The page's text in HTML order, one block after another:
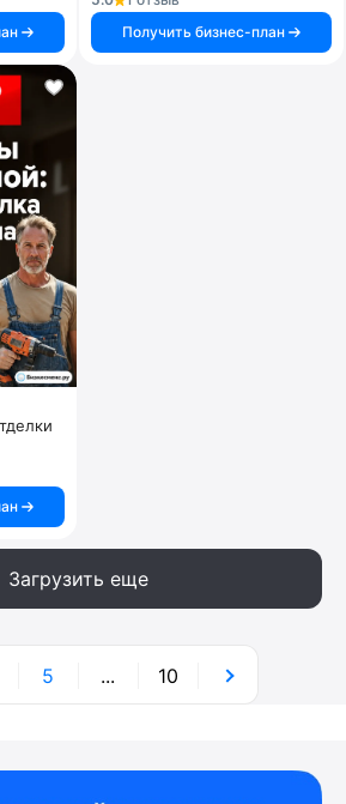
Получить бизнес-план
Загрузить еще
5 ... 10